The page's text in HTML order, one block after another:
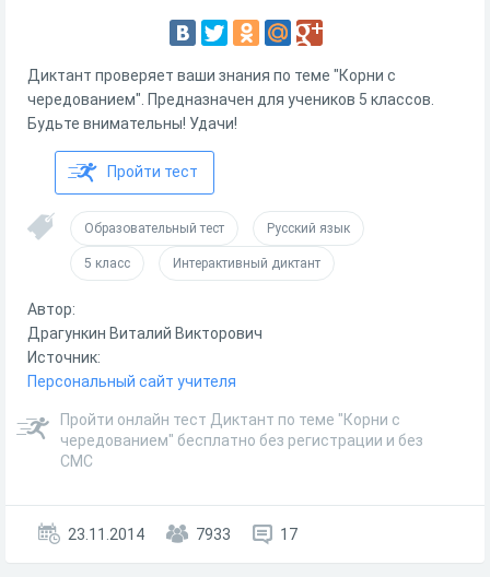
Диктант проверяет ваши знания по теме "Корни с
чередованием". Предназначен для учеников 5 классов.
Будьте внимательны! Удачи!
Пройти тест
Образовательный тест Русский язык
5 класс Интерактивный диктант
Автор:
Драгункин Виталий Викторович
Источник:
Персональный сайт учителя
Пройти онлайн тест Диктант по теме "Корни с
чередованием" бесплатно без регистрации и без
СМС
23.11.2014 7933 17